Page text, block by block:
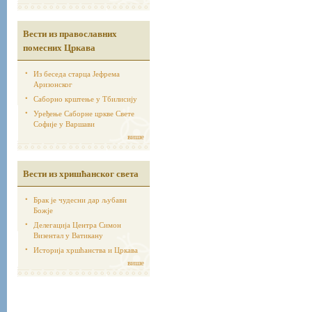
Вести из православних
помесних Цркава
Из беседа старца Јефрема
Аризонског
Саборно крштење у Тбилисију
Уређење Саборне цркве Свете
Софије у Варшави
више
Вести из хришћанског света
Брак је чудесни дар љубави
Божје
Делегација Центра Симон
Визентал у Ватикану
Историја хршћанства и Цркава
више